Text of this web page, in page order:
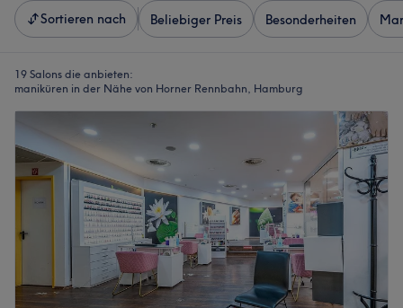
Sortieren nach Beliebiger Preis Besonderheiten
19 Salons die anbieten:
maniküren in der Nähe von Horner Rennbahn, Hamburg